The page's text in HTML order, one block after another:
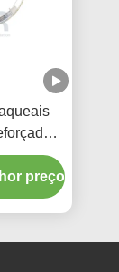
PU
preço